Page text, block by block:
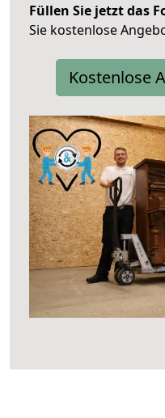
Füllen Sie jetzt das
Sie kostenlose
Kostenlose